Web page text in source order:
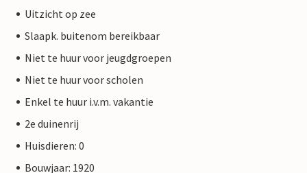
Uitzicht op zee
Slaapk. buitenom bereikbaar
Niet te huur voor jeugdgroepen
Niet te huur voor scholen
Enkel te huur i.v.m. vakantie
2e duinenrij
Huisdieren: 0
Bouwjaar: 1920